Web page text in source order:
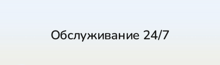
Обслуживание 24/7